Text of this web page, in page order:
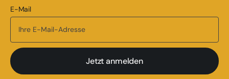
E-Mail
Jetzt anmelden